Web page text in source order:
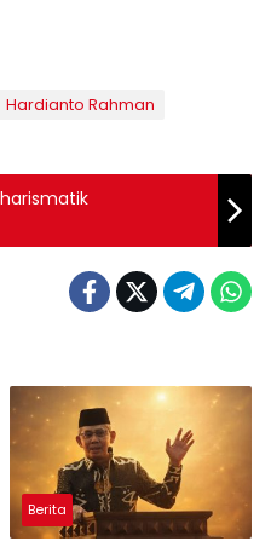
Hardianto Rahman
Berita